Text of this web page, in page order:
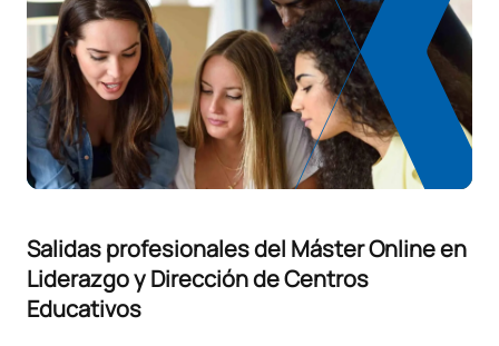
Salidas profesionales del Máster Online en
Liderazgo y Dirección de Centros
Educativos